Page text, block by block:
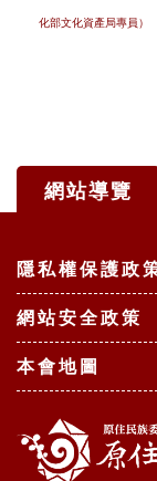
化部文化資產局專員）
網站導覽
隱私權保護政
網站安全政策
本會地圖